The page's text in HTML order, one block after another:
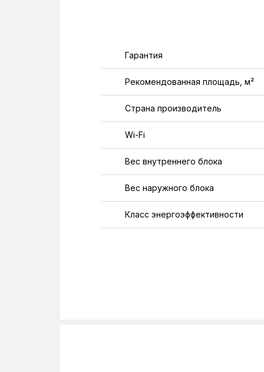
Гарантия
Рекомендованная площадь, м²
Страна производитель
Wi-Fi
Вес внутреннего блока
Вес наружного блока
Класс энергоэффективности